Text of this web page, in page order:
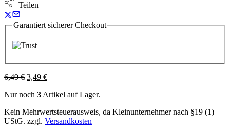
Teilen
Garantiert sicherer Checkout
6,49€ Ursprünglicher
war:
3,49 €Aktueller
ist:
Nur noch 3 Artikel auf Lager.
Kein Mehrwertsteuerausweis, da Kleinunternehmer nach §19 (1)
UStG. zzgl. Versandkosten